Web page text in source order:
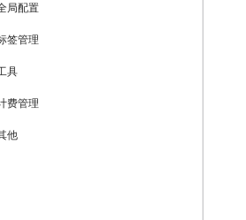
局配置
签管理
具
费管理
他